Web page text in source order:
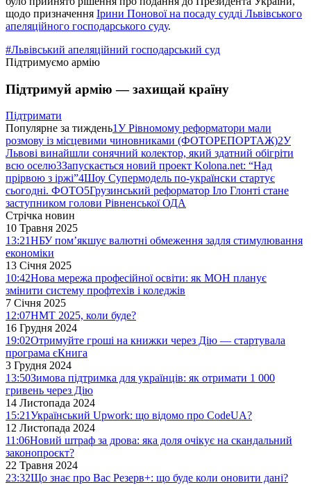
щодо призначення Ірини Понової на посаду судді Львівського
апеляційного господарського суду.
#Львівський апеляційний господарський суд
Підтримуємо армію
Підтримуй армію — захищай країну
Підтримати
Популярне за тиждень1У Рівномому реформатори мали
розмову із місцевими чиновниками (ФОТОРЕПОРТАЖ)2У
Львові винайшли сонячний колектор, який здатний обігріти
всю оселю3Запускається новий проект Kolona.net: “Над
прірвою з іржі”4Шоу Супермодель по-українски стартує
сьогодні. ФОТО5Грузинський реформатор Іло Глонті стане
заступником голови Рівненської ОДА
Стрічка новин
10 Травня 2025
13:21НБУ пом’якшує валютні обмеження задля стимулювання
економіки
13 Січня 2025
10:42Нова мережа професійної освіти: як МОН планує
змінити систему профтехів і коледжів
7 Січня 2025
12:07НМТ 2025, коли буде?
16 Грудня 2024
19:02Отримуйте гроші на книжки через Дію — стартувала
програма єКнига
3 Грудня 2024
13:50Зимова підтримка для українців: як отримати 1 000
гривень через Дію
14 Листопада 2024
15:21Український Upwork: що відомо про CodeUA?
12 Листопада 2024
11:06Новий штраф за дрова: яка доля очікує на скандальний
законопроєкт?
22 Травня 2024
23:32Що знає про Вас Резерв+: що буде коли оновити дані?